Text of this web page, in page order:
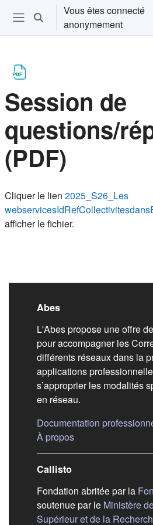
Passer au contenu principal
Ouvrir le menu de navigation
Activer/désactiver la saisie
Vous êtes connecté
anonymement
Session de
questions/
(PDF)
Cliquer le lien 2025_S26_Les
afficher le fichier.
Liens de
Abes
L'Abes propose une offre
pour accompagner les
différents réseaux dans la
applications
s’approprier les modalités
en réseau.
Documentation
À propos(s'ouvre dans un
Callisto
Fondation abritée par la
soutenue par le Ministère
Supérieur et de la